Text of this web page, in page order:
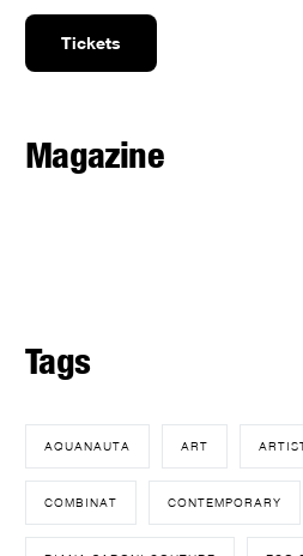
Tickets
Magazine
Tags
AQUANAUTA ART
COMBINAT CONTEMPORARY